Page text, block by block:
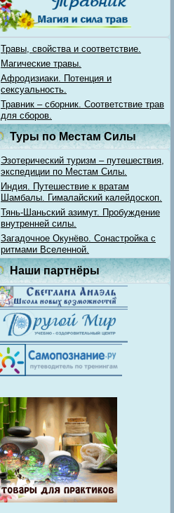
Травы, свойства и соответствие.
Магические травы.
Афродизиаки. Потенция и
сексуальность.
Травник – сборник. Соответствие трав
для сборов.
Туры по Местам Силы
Эзотерический туризм – путешествия,
экспедиции по Местам Силы.
Индия. Путешествие к вратам
Шамбалы. Гималайский калейдоскоп.
Тянь-Шаньский азимут. Пробуждение
внутренней силы.
Загадочное Окунёво. Сонастройка с
ритмами Вселенной.
Наши партнёры